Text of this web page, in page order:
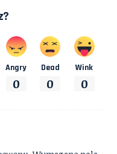
Angry
0
Dead
0
Wink
0